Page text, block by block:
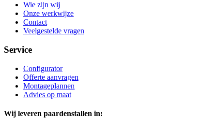
Wie zijn wij
Onze werkwijze
Contact
Veelgestelde vragen
Service
Configurator
Offerte aanvragen
Montageplannen
Advies op maat
Wij leveren paardenstallen in: